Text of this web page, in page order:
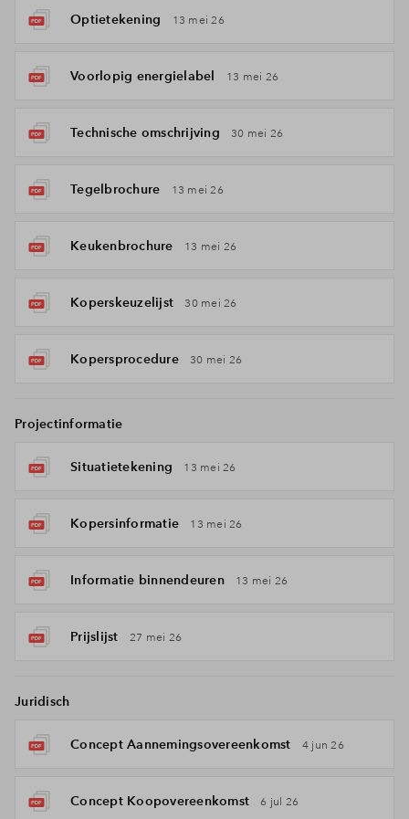
Optietekening 13 mei 26
Voorlopig energielabel 13 mei 26
Technische omschrijving 30 mei 26
Tegelbrochure 13 mei 26
Keukenbrochure 13 mei 26
Koperskeuzelijst 30 mei 26
Kopersprocedure 30 mei 26
Projectinformatie
Situatietekening 13 mei 26
Kopersinformatie 13 mei 26
Informatie binnendeuren 13 mei 26
Prijslijst 27 mei 26
Juridisch
Concept Aannemingsovereenkomst 4 jun 26
Concept Koopovereenkomst 6 jul 26